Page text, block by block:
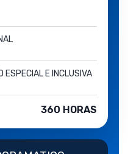
ESPECIAL E INCLUSIVA
360 HORAS